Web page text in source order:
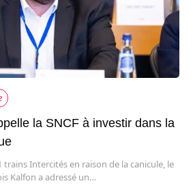
la SNCF à investir dans la
trains Intercités en raison de la canicule, le
Kalfon a adressé un…